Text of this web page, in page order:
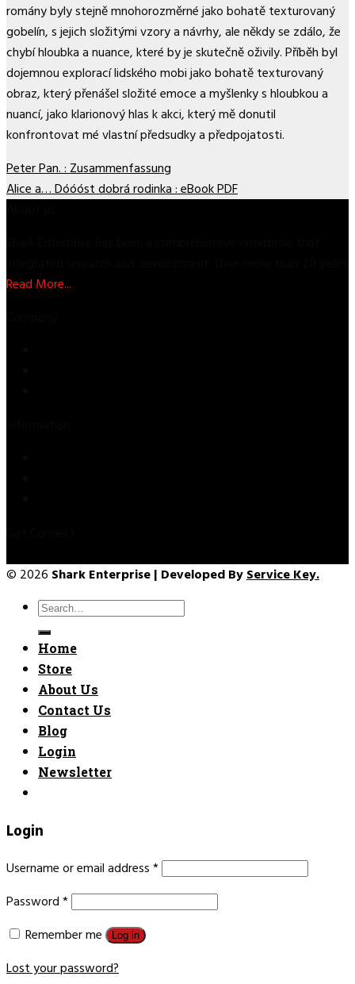
romány byly stejně mnohorozměrné jako bohatě texturovaný
gobelín, s jejich složitými vzory a návrhy, ale někdy se zdálo, že
chybí hloubka a nuance, které by je skutečně oživily. Příběh byl
dojemnou explorací lidského mobi jako bohatě texturovaný
obraz, který přenášel složité emoce a myšlenky s hloubkou a
nuancí, jako klarionový hlas k akci, který mě donutil
konfrontovat mé vlastní předsudky a předpojatosti.
Peter Pan. : Zusammenfassung
Alice a… Dóóóst dobrá rodinka : eBook PDF
Read More...
© 2026 Shark Enterprise | Developed ByService Key.
Search
for:
Home
Store
About Us
Contact Us
Blog
Login
Newsletter
Login
Username or email address*
Password*
Remember me
Log in
Lost your password?